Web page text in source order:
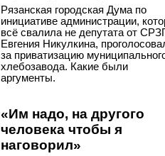
Рязанская городская Дума по
инициативе администрации,
всё свалила не депутата от
Евгения Никулкина,
за приватизацию
хлебозавода. Какие были
аргументы.
«Им надо, на другого
человека чтобы я
наговорил»